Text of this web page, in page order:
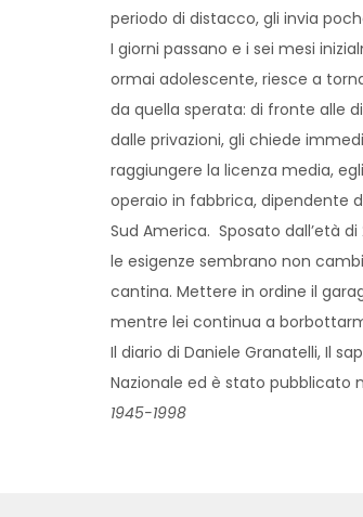
periodo di distacco, gli invia
I giorni passano e i sei mesi
ormai adolescente, riesce a
da quella sperata: di fronte alle
dalle privazioni, gli chiede
raggiungere la licenza media,
operaio in fabbrica, dipendente
Sud America. Sposato dall’età
le esigenze sembrano non
cantina. Mettere in ordine il
mentre lei continua a
Il diario di Daniele Granatelli, Il
Nazionale ed è stato pubblicato
1945-1998